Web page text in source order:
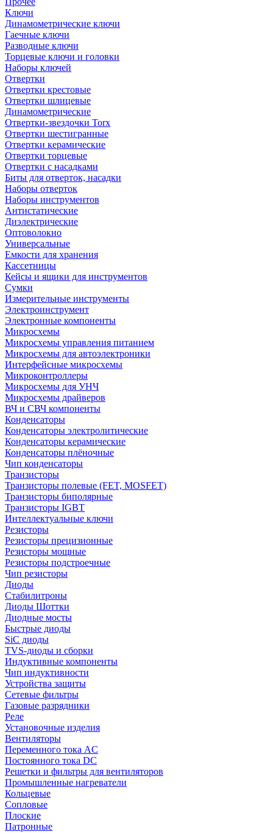
Ключи
Динамометрические ключи
Гаечные ключи
Разводные ключи
Торцевые ключи и головки
Наборы ключей
Отвертки
Отвертки крестовые
Отвертки шлицевые
Динамометрические
Отвертки-звездочки Torx
Отвертки шестигранные
Отвертки керамические
Отвертки торцевые
Отвертки с насадками
Биты для отверток, насадки
Наборы отверток
Наборы инструментов
Антистатические
Диэлектрические
Оптоволокно
Универсальные
Емкости для хранения
Кассетницы
Кейсы и ящики для инструментов
Сумки
Измерительные инструменты
Электроинструмент
Электронные компоненты
Микросхемы
Микросхемы управления питанием
Микросхемы для автоэлектроники
Интерфейсные микросхемы
Микроконтроллеры
Микросхемы для УНЧ
Микросхемы драйверов
ВЧ и СВЧ компоненты
Конденсаторы
Конденсаторы электролитические
Конденсаторы керамические
Конденсаторы плёночные
Чип конденсаторы
Транзисторы
Транзисторы полевые (FET, MOSFET)
Транзисторы биполярные
Транзисторы IGBT
Интеллектуальные ключи
Резисторы
Резисторы прецизионные
Резисторы мощные
Резисторы подстроечные
Чип резисторы
Диоды
Стабилитроны
Диоды Шоттки
Диодные мосты
Быстрые диоды
SiC диоды
TVS-диоды и сборки
Индуктивные компоненты
Чип индуктивности
Устройства защиты
Сетевые фильтры
Газовые разрядники
Реле
Установочные изделия
Вентиляторы
Переменного тока AC
Постоянного тока DC
Решетки и фильтры для вентиляторов
Промышленные нагреватели
Кольцевые
Сопловые
Плоские
Патронные